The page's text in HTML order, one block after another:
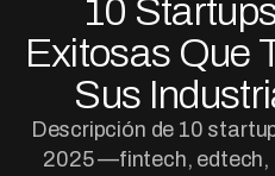
10
Exitosas Que
Sus
Descripción de 10
2025 —fintech,